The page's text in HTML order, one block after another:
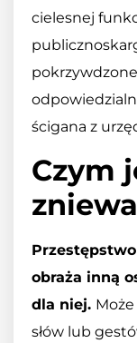
cielesnej
ścigana z
Czym
obraża inną
dla niej.
słów lub